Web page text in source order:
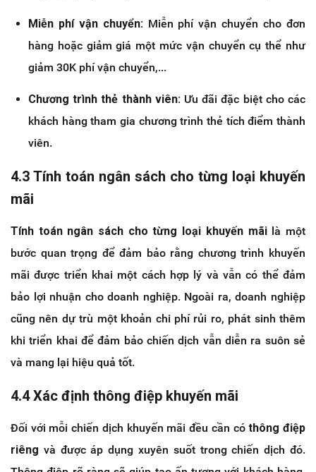
Miễn phí vận chuyển: Miễn phí vận chuyển cho đơn
hàng hoặc giảm giá một mức vận chuyển cụ thể như
giảm 30K phí vận chuyển,...
Chương trình thẻ thành viên:Ưu đãi đặc biệt cho các
khách hàng tham gia chương trình thẻ tích điểm thành
viên.
4.3 Tính toán ngân sách cho từng loại khuyến
mãi
Tính toán ngân sách cho từng loại khuyến mãilà một
bước quan trọng để đảm bảo rằng chương trình khuyến
mãi được triển khai một cách hợp lý và vẫn có thể đảm
bảo lợi nhuận cho doanh nghiệp. Ngoài ra, doanh nghiệp
cũng nên dự trù một khoản chi phí rủi ro, phát sinh thêm
khi triển khai để đảm bảo chiến dịch vẫn diễn ra suôn sẻ
và mang lại hiệu quả tốt.
4.4 Xác định thông điệp khuyến mãi
Đối với mỗi chiến dịch khuyến mãi đều cần cóthông điệp
riêng và được áp dụng xuyên suốt trong chiến dịch đó.